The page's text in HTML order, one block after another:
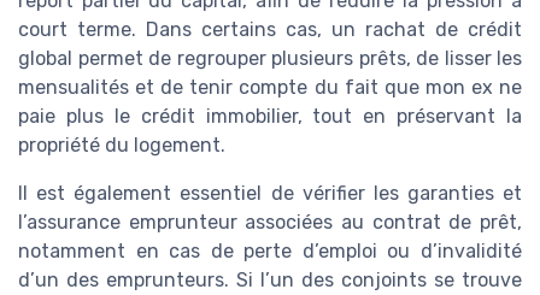
court terme. Dans certains cas, un rachat de crédit
global permet de regrouper plusieurs prêts, de lisser les
mensualités et de tenir compte du fait que mon ex ne
paie plus le crédit immobilier, tout en préservant la
propriété du logement.
Il est également essentiel de vérifier les garanties et
l’assurance emprunteur associées au contrat de prêt,
notamment en cas de perte d’emploi ou d’invalidité
d’un des emprunteurs. Si l’un des conjoints se trouve